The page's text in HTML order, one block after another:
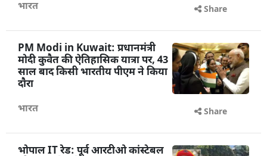
भारत Share
PM Modi in Kuwait: प्रधानमंत्री
मोदी कुवैत की ऐतिहासिक यात्रा पर, 43
साल बाद किसी भारतीय पीएम ने किया
दौरा
भारत Share
भोपाल IT रेड: पूर्व आरटीओ कांस्टेबल